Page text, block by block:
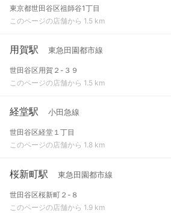
東京都世田谷区祖師谷1丁目
このページの店舗から 1.5 km
用賀駅 東急田園都市線
世田谷区用賀２-３９
このページの店舗から 1.5 km
経堂駅 小田急線
世田谷区経堂１丁目
このページの店舗から 1.8 km
桜新町駅 東急田園都市線
世田谷区桜新町２-８
このページの店舗から 1.9 km